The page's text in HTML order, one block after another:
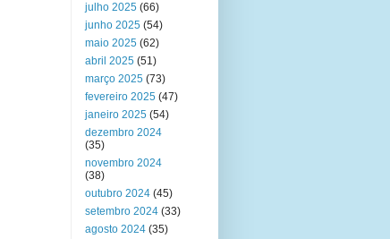
julho 2025 (66)
junho 2025 (54)
maio 2025 (62)
abril 2025 (51)
março 2025 (73)
fevereiro 2025 (47)
janeiro 2025 (54)
dezembro 2024
(35)
novembro 2024
(38)
outubro 2024 (45)
setembro 2024 (33)
agosto 2024 (35)